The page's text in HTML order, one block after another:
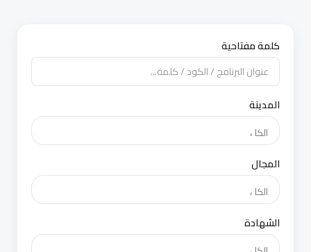
كلمة مفتاحية
المدينة
المجال
الشهادة